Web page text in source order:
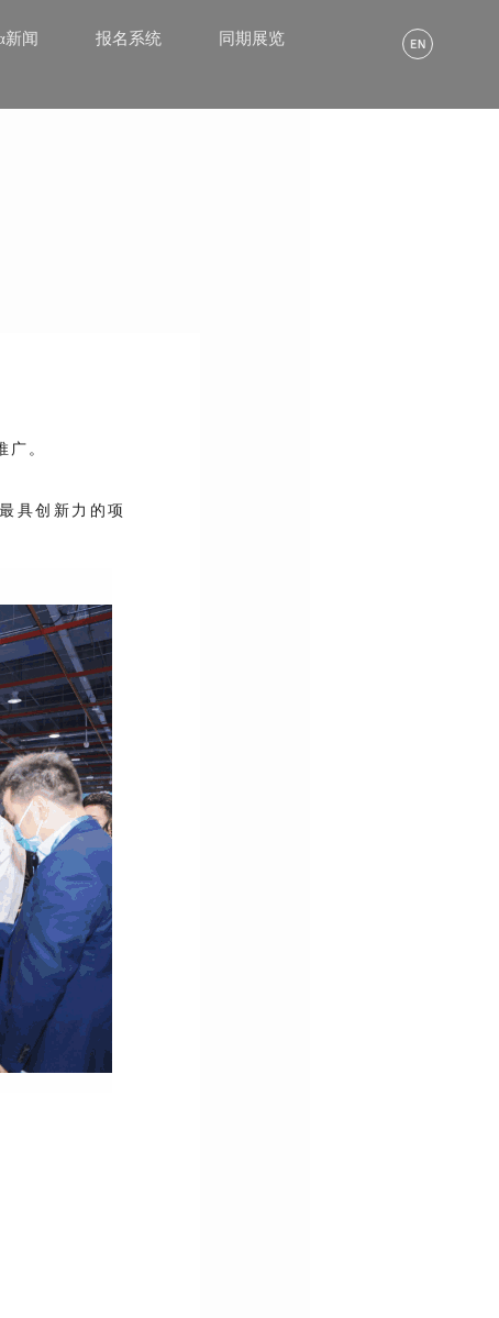
新闻 报名系统 同期展览
。
具创新力的项